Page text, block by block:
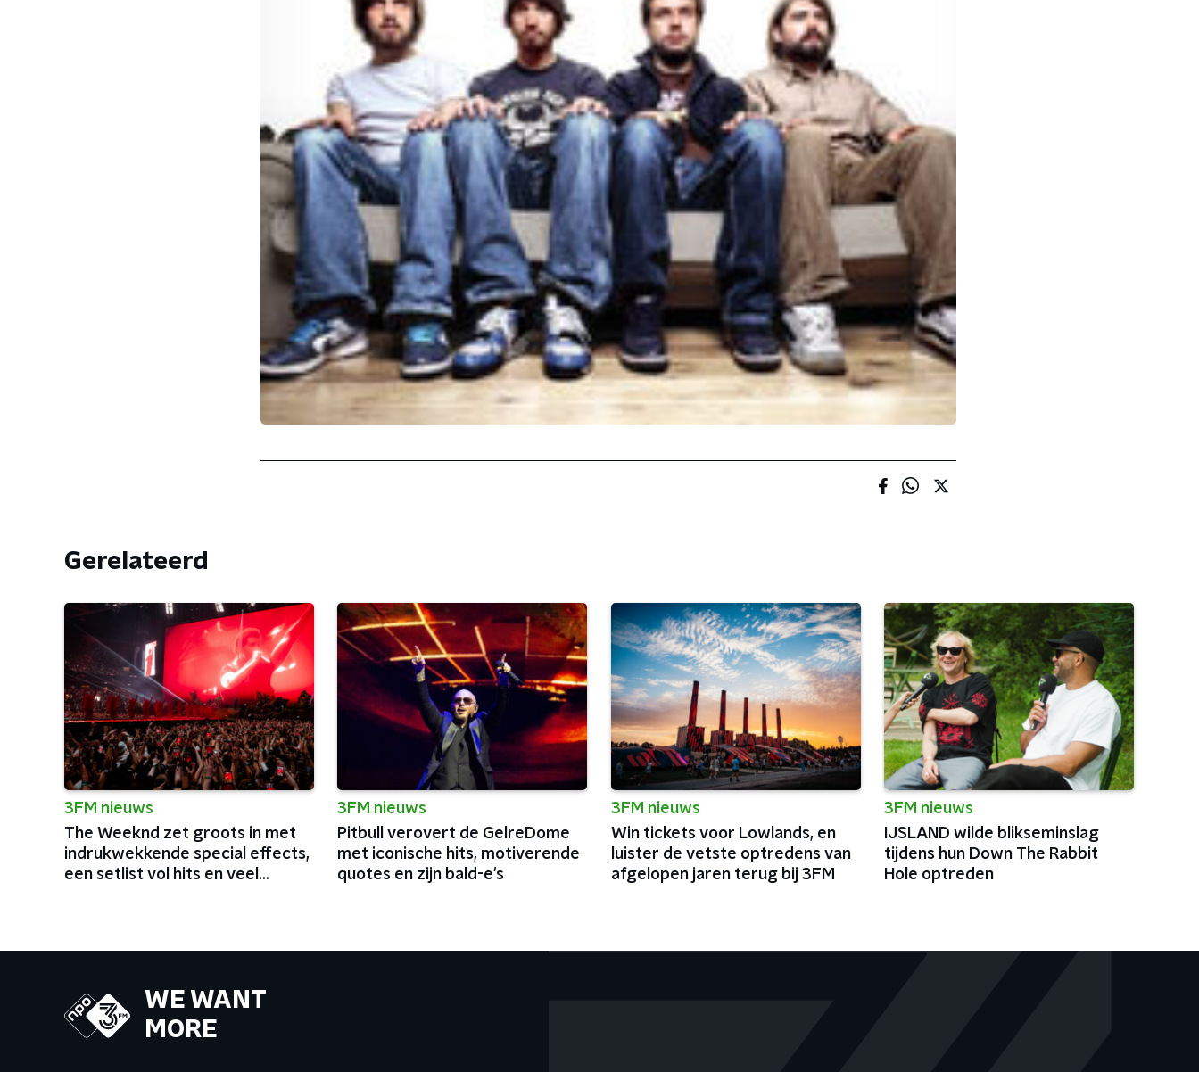
Gerelateerd
3FM nieuws
The Weeknd zet groots in met
indrukwekkende special effects,
een setlist vol hits en veel
3FM nieuws
Pitbull verovert de GelreDome
met iconische hits, motiverende
quotes en zijn bald-e's
3FM nieuws
Win tickets voor Lowlands, en
luister de vetste optredens van
afgelopen jaren terug bij 3FM
3FM nieuws
IJSLAND wilde blikseminslag
tijdens hun Down The Rabbit
Hole optreden
WE WANT
MORE